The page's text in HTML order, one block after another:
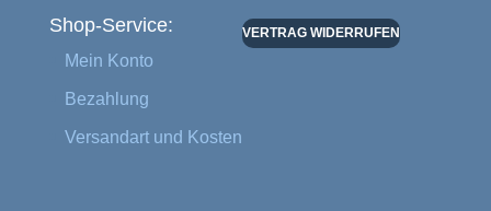
Shop-Service:
Mein Konto
Bezahlung
Versandart und Kosten
VERTRAG WIDERRUFEN